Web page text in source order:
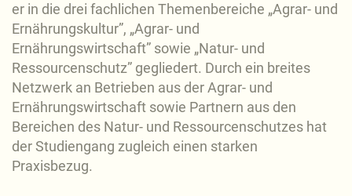
er in die drei fachlichen Themenbereiche „Agrar- und
Ernährungskultur”, „Agrar- und
Ernährungswirtschaft” sowie „Natur- und
Ressourcenschutz” gegliedert. Durch ein breites
Netzwerk an Betrieben aus der Agrar- und
Ernährungswirtschaft sowie Partnern aus den
Bereichen des Natur- und Ressourcenschutzes hat
der Studiengang zugleich einen starken
Praxisbezug.